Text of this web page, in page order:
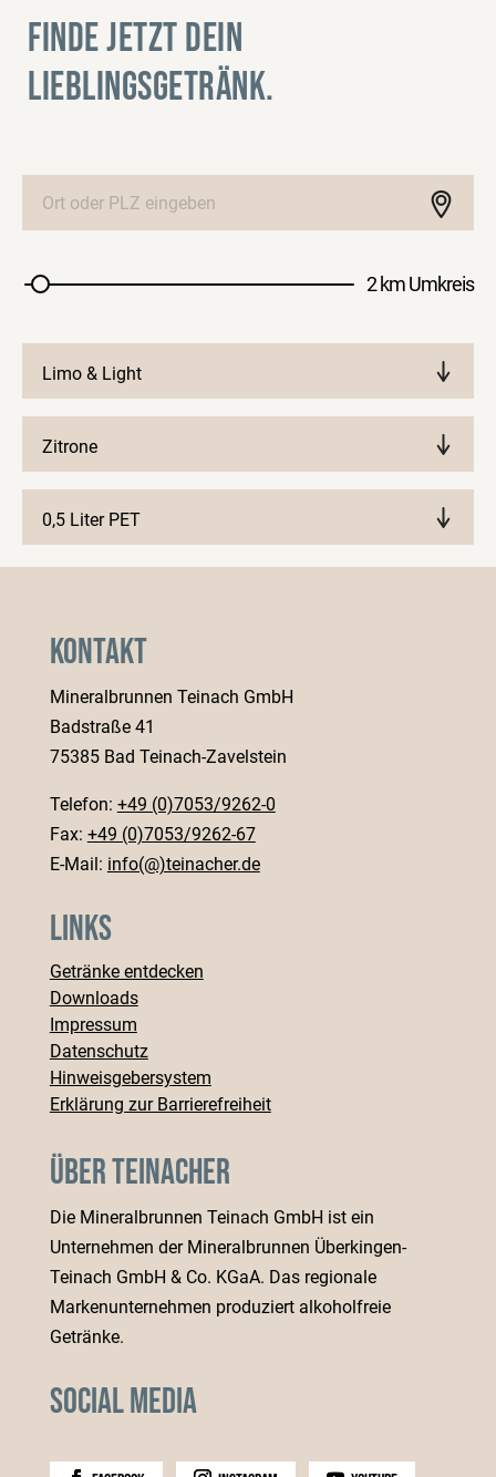
FINDE JETZT DEIN
LIEBLINGSGETRÄNK.
2 km Umkreis
Limo & Light
Zitrone
0,5 Liter PET
Kontakt
Mineralbrunnen Teinach GmbH
Badstraße 41
75385 Bad Teinach-Zavelstein
Telefon: +49 (0)7053/9262-0
Fax: +49 (0)7053/9262-67
E-Mail: info(@)teinacher.de
Links
Getränke entdecken
Downloads
Impressum
Datenschutz
Hinweisgebersystem
Erklärung zur Barrierefreiheit
Über Teinacher
Die Mineralbrunnen Teinach GmbH ist ein
Unternehmen der Mineralbrunnen Überkingen-
Teinach GmbH & Co. KGaA. Das regionale
Markenunternehmen produziert alkoholfreie
Getränke.
Social Media